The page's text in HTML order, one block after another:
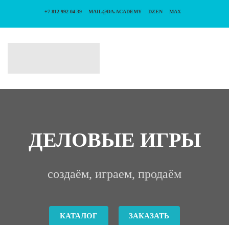
+7 812 992-04-39 MAIL@DA.ACADEMY DZEN MAX
ДЕЛОВЫЕ ИГРЫ
создаём, играем, продаём
КАТАЛОГ ЗАКАЗАТЬ